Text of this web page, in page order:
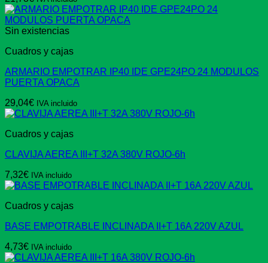
Sin existencias
Cuadros y cajas
ARMARIO EMPOTRAR IP40 IDE GPE24PO 24 MODULOS
PUERTA OPACA
29,04€ IVA incluido
Cuadros y cajas
CLAVIJA AEREA III+T 32A 380V ROJO-6h
7,32€ IVA incluido
Cuadros y cajas
BASE EMPOTRABLE INCLINADA II+T 16A 220V AZUL
4,73€ IVA incluido